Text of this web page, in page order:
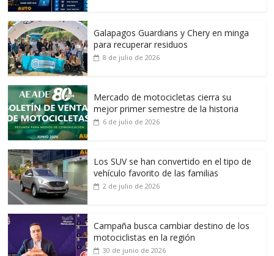
Galapagos Guardians y Chery en minga
para recuperar residuos
8 de julio de 2026
Mercado de motocicletas cierra su
mejor primer semestre de la historia
6 de julio de 2026
Los SUV se han convertido en el tipo de
vehículo favorito de las familias
2 de julio de 2026
Campaña busca cambiar destino de los
motociclistas en la región
30 de junio de 2026